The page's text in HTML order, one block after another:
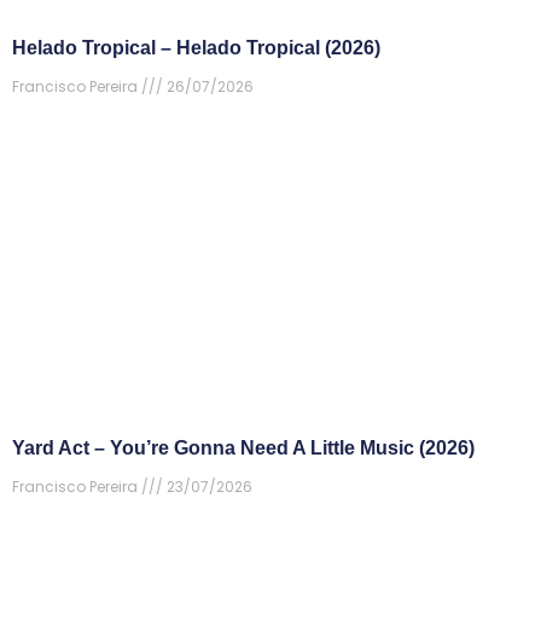
Helado Tropical – Helado Tropical (2026)
Francisco Pereira
26/07/2026
Yard Act – You’re Gonna Need A Little Music (2026)
Francisco Pereira
23/07/2026